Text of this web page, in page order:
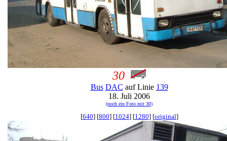
30
Bus DAC auf Linie 139
18. Juli 2006
(noch ein Foto mit 30)
[640] [800] [1024] [1280] [original]